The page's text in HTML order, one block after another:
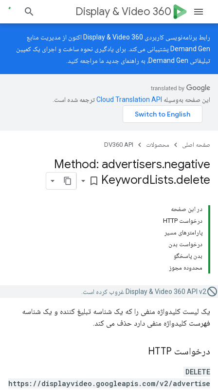
Display & Video 360
رابط برنامه‌نویسی کاربردی Display & Video 360 اکنون از مدیریت منابع
Demand Gen پشتیبانی می‌کند. برای یادگیری نحوه ساخت و اجرای یک کمپین
تبلیغاتی Demand Gen، به
راهنمای جدید ما مراجعه کنید.
این صفحه به‌وسیله ترجمه شده است.
صفحه اصلی محصولات DV360 API
Method: advertisers.negative
KeywordLists.delete
bookmark_border
در این صفحه
درخواست HTTP
پارامترهای مسیر
درخواست بدن
بدن پاسخگو
محدوده مجوز
Display & Video 360 API v2 غروب کرده است.
یک لیست کلیدواژه منفی را که یک شناسه تبلیغ کننده و یک شناسه
فهرست کلیدواژه منفی دارد حذف می کند.
درخواست HTTP
DELETE
https://displayvideo.googleapis.com/v2/advertise